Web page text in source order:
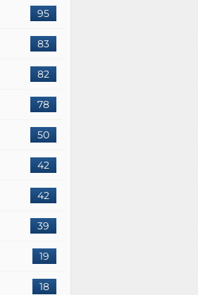
95
83
82
78
50
42
42
39
19
18